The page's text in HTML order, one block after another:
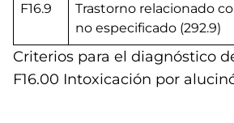
F16.9
Trastorno relacionado
no especificado (292.9)
Criterios para el diagnóstico
F16.00 Intoxicación por